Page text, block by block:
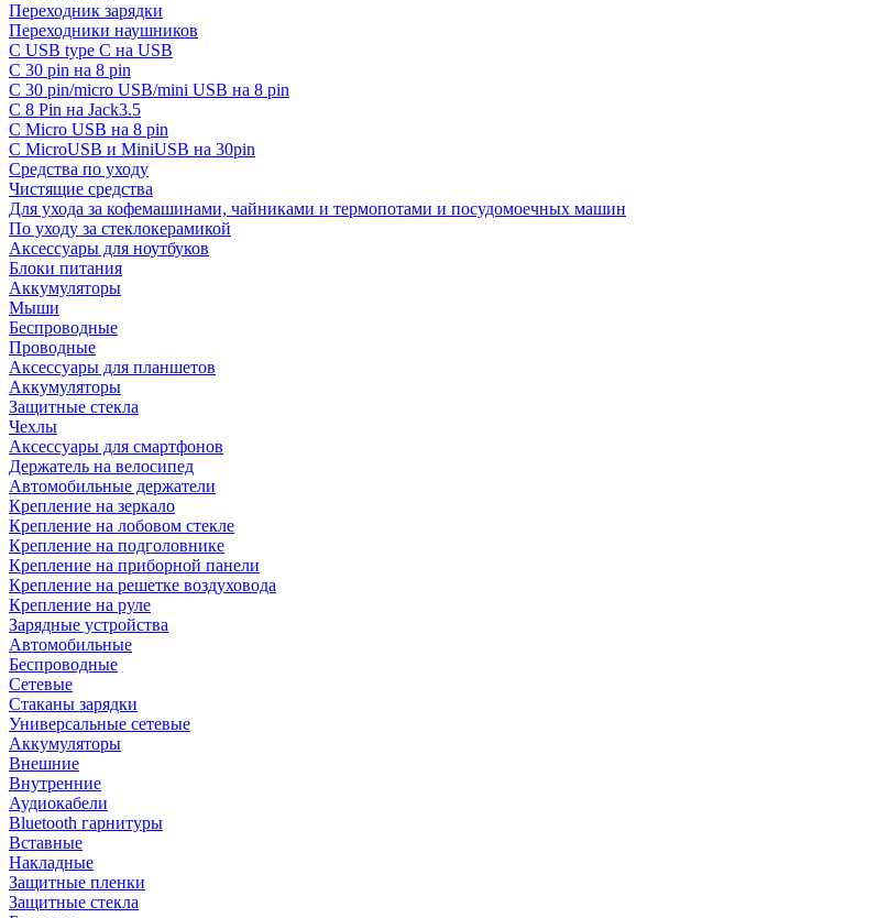
Переходник зарядки
Переходники наушников
С USB type C на USB
С 30 pin на 8 pin
С 30 pin/micro USB/mini USB на 8 pin
С 8 Pin на Jack3.5
С Micro USB на 8 pin
С MicroUSB и MiniUSB на 30pin
Средства по уходу
Чистящие средства
Для ухода за кофемашинами, чайниками и термопотами и посудомоечных машин
По уходу за стеклокерамикой
Аксессуары для ноутбуков
Блоки питания
Аккумуляторы
Мыши
Беспроводные
Проводные
Аксессуары для планшетов
Аккумуляторы
Защитные стекла
Чехлы
Аксессуары для смартфонов
Держатель на велосипед
Автомобильные держатели
Крепление на зеркало
Крепление на лобовом стекле
Крепление на подголовнике
Крепление на приборной панели
Крепление на решетке воздуховода
Крепление на руле
Зарядные устройства
Автомобильные
Беспроводные
Сетевые
Стаканы зарядки
Универсальные сетевые
Аккумуляторы
Внешние
Внутренние
Аудиокабели
Bluetooth гарнитуры
Вставные
Накладные
Защитные пленки
Защитные стекла